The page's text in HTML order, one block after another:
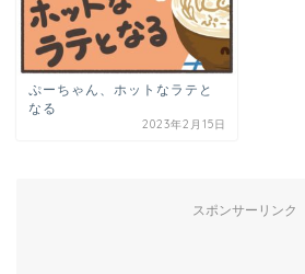
ぷーちゃん、ホットなラテと
なる
2023年2月15日
スポンサーリンク